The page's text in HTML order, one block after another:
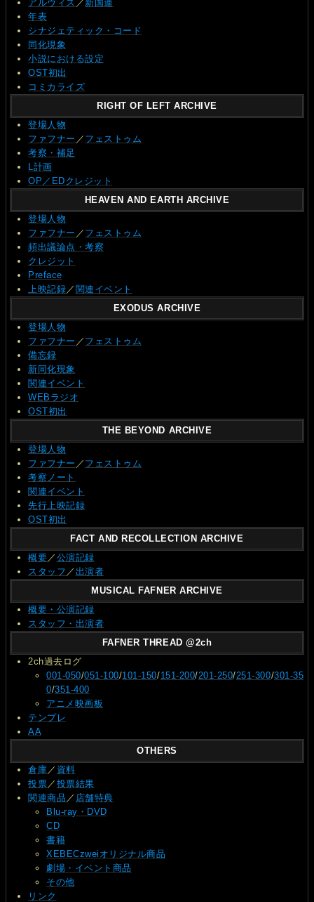
アルヴィス ／ 新国連
年表
シナジェティック・コード
同化現象
小説における設定
OST初出
コミカライズ
RIGHT OF LEFT ARCHIVE
登場人物
ファフナー ／ フェストゥム
考察・補足
L計画
OP／EDクレジット
HEAVEN AND EARTH ARCHIVE
登場人物
ファフナー ／ フェストゥム
頻出議論点・考察
クレジット
Preface
上映記録 ／ 関連イベント
EXODUS ARCHIVE
登場人物
ファフナー ／ フェストゥム
備忘録
新同化現象
関連イベント
WEBラジオ
OST初出
THE BEYOND ARCHIVE
登場人物
ファフナー ／ フェストゥム
考察ノート
関連イベント
先行上映記録
OST初出
FACT AND RECOLLECTION ARCHIVE
概要 ／ 公演記録
スタッフ ／ 出演者
MUSICAL FAFNER ARCHIVE
概要・公演記録
スタッフ・出演者
FAFNER THREAD @2ch
2ch過去ログ
001-050/051-100/101-150/151-200/201-250/251-300/301-35
0/351-400
アニメ映画板
テンプレ
AA
OTHERS
倉庫 ／ 資料
投票 ／ 投票結果
関連商品 ／ 店舗特典
Blu-ray・DVD
CD
書籍
XEBECzweiオリジナル商品
劇場・イベント商品
その他
リンク